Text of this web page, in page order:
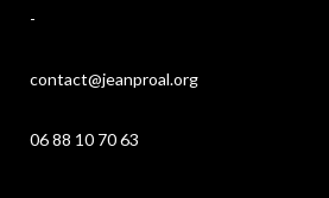
-
contact@jeanproal.org
06 88 10 70 63